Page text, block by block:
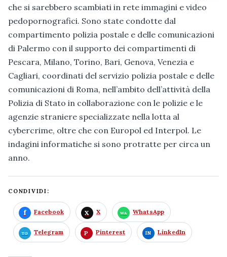
che si sarebbero scambiati in rete immagini e video
pedopornografici. Sono state condotte dal
compartimento polizia postale e delle comunicazioni
di Palermo con il supporto dei compartimenti di
Pescara, Milano, Torino, Bari, Genova, Venezia e
Cagliari, coordinati del servizio polizia postale e delle
comunicazioni di Roma, nell’ambito dell’attività della
Polizia di Stato in collaborazione con le polizie e le
agenzie straniere specializzate nella lotta al
cybercrime, oltre che con Europol ed Interpol. Le
indagini informatiche si sono protratte per circa un
anno.
CONDIVIDI:
Facebook X WhatsApp
Telegram Pinterest LinkedIn